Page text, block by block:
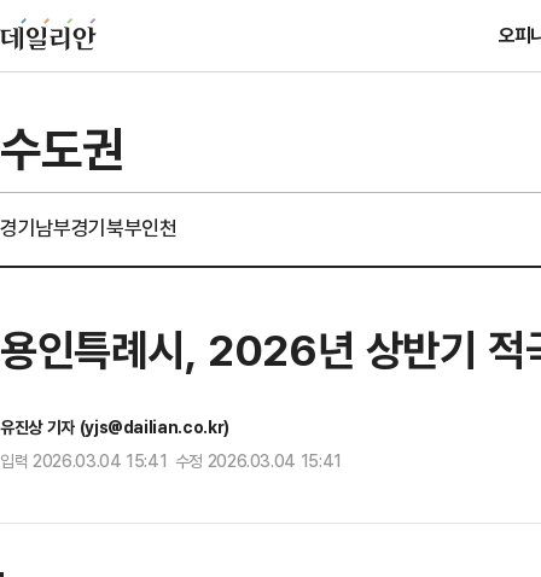
오피
수도권
경기남부경기북부인천
용인특례시, 2026년 상반기 적
유진상 기자 (yjs@dailian.co.kr)
입력 2026.03.04 15:41 수정 2026.03.04 15:41